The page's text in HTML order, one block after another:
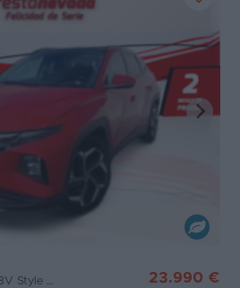
1.6 CRDI 100kW 136CV 48V Style DCT 4x4 23.990 €